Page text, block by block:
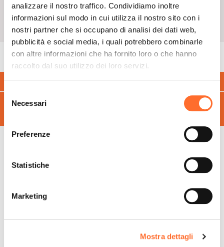
analizzare il nostro traffico. Condividiamo inoltre
informazioni sul modo in cui utilizza il nostro sito con i
nostri partner che si occupano di analisi dei dati web,
pubblicità e social media, i quali potrebbero combinarle
con altre informazioni che ha fornito loro o che hanno
raccolto dal suo utilizzo dei loro servizi.
Selezione
delNecessari
Preferenze
Statistiche
Marketing
Mostra dettagli
Vedi E-mail
Trova il
74